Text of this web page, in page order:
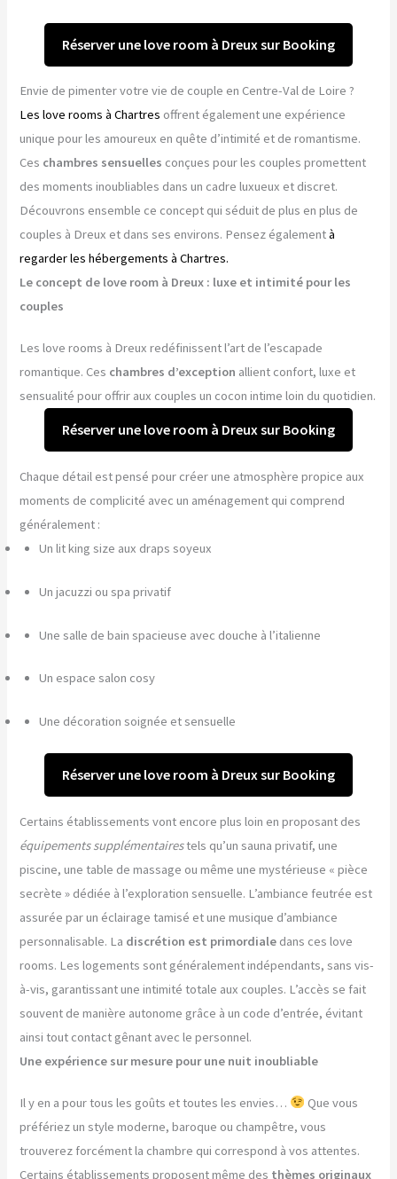
Réserver une love room à Dreux sur Booking
Envie de pimenter votre vie de couple en Centre-Val de Loire ?
Les love rooms à Chartres offrent également une expérience
unique pour les amoureux en quête d’intimité et de romantisme.
Ces chambres sensuelles conçues pour les couples promettent
des moments inoubliables dans un cadre luxueux et discret.
Découvrons ensemble ce concept qui séduit de plus en plus de
couples à Dreux et dans ses environs. Pensez égalementà
regarder les hébergements à Chartres.
Le concept de love room à Dreux : luxe et intimité pour les
couples
Les love rooms à Dreux redéfinissent l’art de l’escapade
romantique. Ces chambres d’exception allient confort, luxe et
sensualité pour offrir aux couples un cocon intime loin du quotidien.
Réserver une love room à Dreux sur Booking
Chaque détail est pensé pour créer une atmosphère propice aux
moments de complicité avec un aménagement qui comprend
généralement :
Un lit king size aux draps soyeux
Un jacuzzi ou spa privatif
Une salle de bain spacieuse avec douche à l’italienne
Un espace salon cosy
Une décoration soignée et sensuelle
Réserver une love room à Dreux sur Booking
Certains établissements vont encore plus loin en proposant des
équipements supplémentairestels qu’un sauna privatif, une
piscine, une table de massage ou même une mystérieuse « pièce
secrète » dédiée à l’exploration sensuelle. L’ambiance feutrée est
assurée par un éclairage tamisé et une musique d’ambiance
personnalisable. La discrétion est primordiale dans ces love
rooms. Les logements sont généralement indépendants, sans vis-
à-vis, garantissant une intimité totale aux couples. L’accès se fait
souvent de manière autonome grâce à un code d’entrée, évitant
ainsi tout contact gênant avec le personnel.
Une expérience sur mesure pour une nuit inoubliable
Il y en a pour tous les goûts et toutes les envies…
Que vous
préfériez un style moderne, baroque ou champêtre, vous
trouverez forcément la chambre qui correspond à vos attentes.
Certains établissements proposent même des thèmes originaux